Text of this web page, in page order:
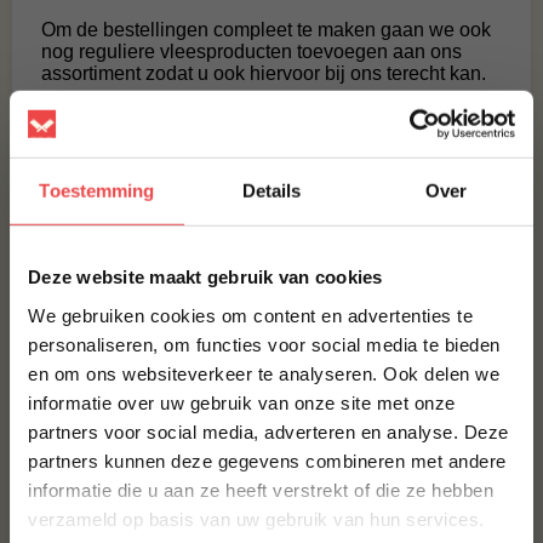
Toestemming Details Over
Deze website maakt gebruik van cookies
We gebruiken cookies om content en advertenties te
personaliseren, om functies voor social media te bieden
en om ons websiteverkeer te analyseren. Ook delen we
informatie over uw gebruik van onze site met onze
partners voor social media, adverteren en analyse. Deze
partners kunnen deze gegevens combineren met andere
informatie die u aan ze heeft verstrekt of die ze hebben
verzameld op basis van uw gebruik van hun services.
Om de bestellingen compleet te maken gaan we ook
nog reguliere vleesproducten toevoegen aan ons
assortiment zodat u ook hiervoor bij ons terecht kan.
Niet alleen vlees staat in onze toekomstplannen….
maar hier over later meer!
De laatste weken hebben we samen met Chef du
klanten, een goede google-analytics (alweer zo’n
hippe engelse term) inrichting, het toevoegen van
portiegewichten en het uitbreiden van het
assortiment. Wij zijn er klaar voor in ieder geval en
zijn benieuwd wat onze klanten van ons vinden!
10% korting op je
eerste bestelling*
Schrijf je in voor onze nieuwsbrief en ontvang direct
10% korting op jouw eerste bestelling.